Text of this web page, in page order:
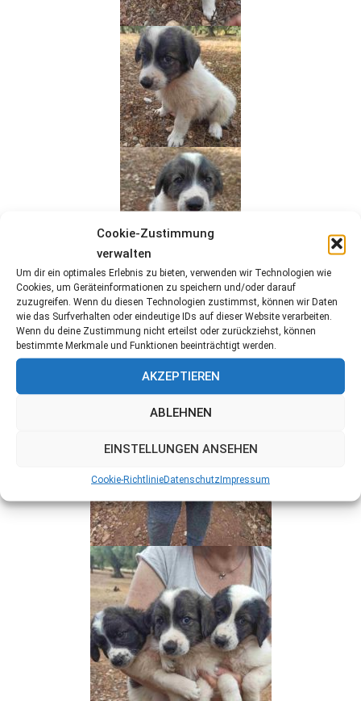
Cookie-Zustimmung
verwalten
Um dir ein optimales Erlebnis zu bieten, verwenden wir Technologien wie
Cookies, um Geräteinformationen zu speichern und/oder darauf
zuzugreifen. Wenn du diesen Technologien zustimmst, können wir Daten
wie das Surfverhalten oder eindeutige IDs auf dieser Website verarbeiten.
Wenn du deine Zustimmung nicht erteilst oder zurückziehst, können
bestimmte Merkmale und Funktionen beeinträchtigt werden.
AKZEPTIEREN
ABLEHNEN
EINSTELLUNGEN ANSEHEN
Cookie-RichtlinieDatenschutzImpressum